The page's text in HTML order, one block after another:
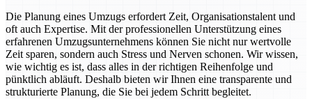
Die Planung eines Umzugs erfordert Zeit, Organisationstalent und
oft auch Expertise. Mit der professionellen Unterstützung eines
erfahrenen Umzugsunternehmens können Sie nicht nur wertvolle
Zeit sparen, sondern auch Stress und Nerven schonen. Wir wissen,
wie wichtig es ist, dass alles in der richtigen Reihenfolge und
pünktlich abläuft. Deshalb bieten wir Ihnen eine transparente und
strukturierte Planung, die Sie bei jedem Schritt begleitet.